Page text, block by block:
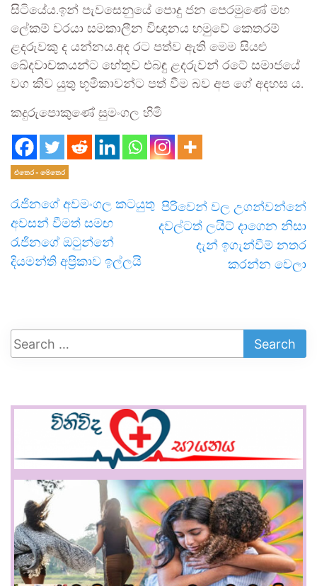
සිටියේය.ඉන් පැවසෙනුයේ පොදු ජන පෙරමුණේ මහ
ලේකම් වරයා සමකාලීන විඥානය හමුවේ කෙතරම්
ළදරුවකු ද යන්නය.අද රට පත්ව ඇති මෙම සියළු
ඛේදවාචකයන්ට හේතුව එබඳු ළදරුවන් රටේ සමාජයේ
වග කිව යුතු භූමිකාවන්ට පත් වීම බව අප ගේ අදහස ය.
කදුරුපොකුණේ සුමංගල හිමි
එතෙර - මෙතෙර
රැජිනගේ අවමංගල කටයුතු
අවසන් වීමත් සමඟ
රැජිනගේ ඔටුන්නේ
දියමන්ති අප්‍රිකාව ඉල්ලයි
පිරිවෙන් වල උගන්වන්නේ
දවල්ටත් ලයිට් දාගෙන නිසා
දැන් ඉගැන්වීම් නතර
කරන්න වෙලා